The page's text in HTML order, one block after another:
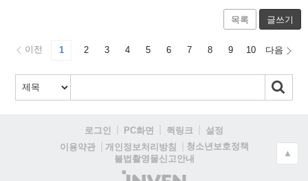
목록 글쓰기
이전 1 2 3 4 5 6 7 8 9 10 다음
로그인 PC화면 퀵링크
설정
이용약관
개인정보처리방침
청소년보호정책
불법촬영물신고안내
(주)
▲